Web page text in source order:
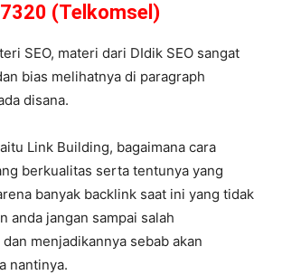
7320 (Telkomsel)
SEO, materi dari DIdik SEO sangat
bias melihatnya di paragraph
disana.
Link Building, bagaimana cara
berkualitas serta tentunya yang
banyak backlink saat ini yang tidak
anda jangan sampai salah
menjadikannya sebab akan
nantinya.